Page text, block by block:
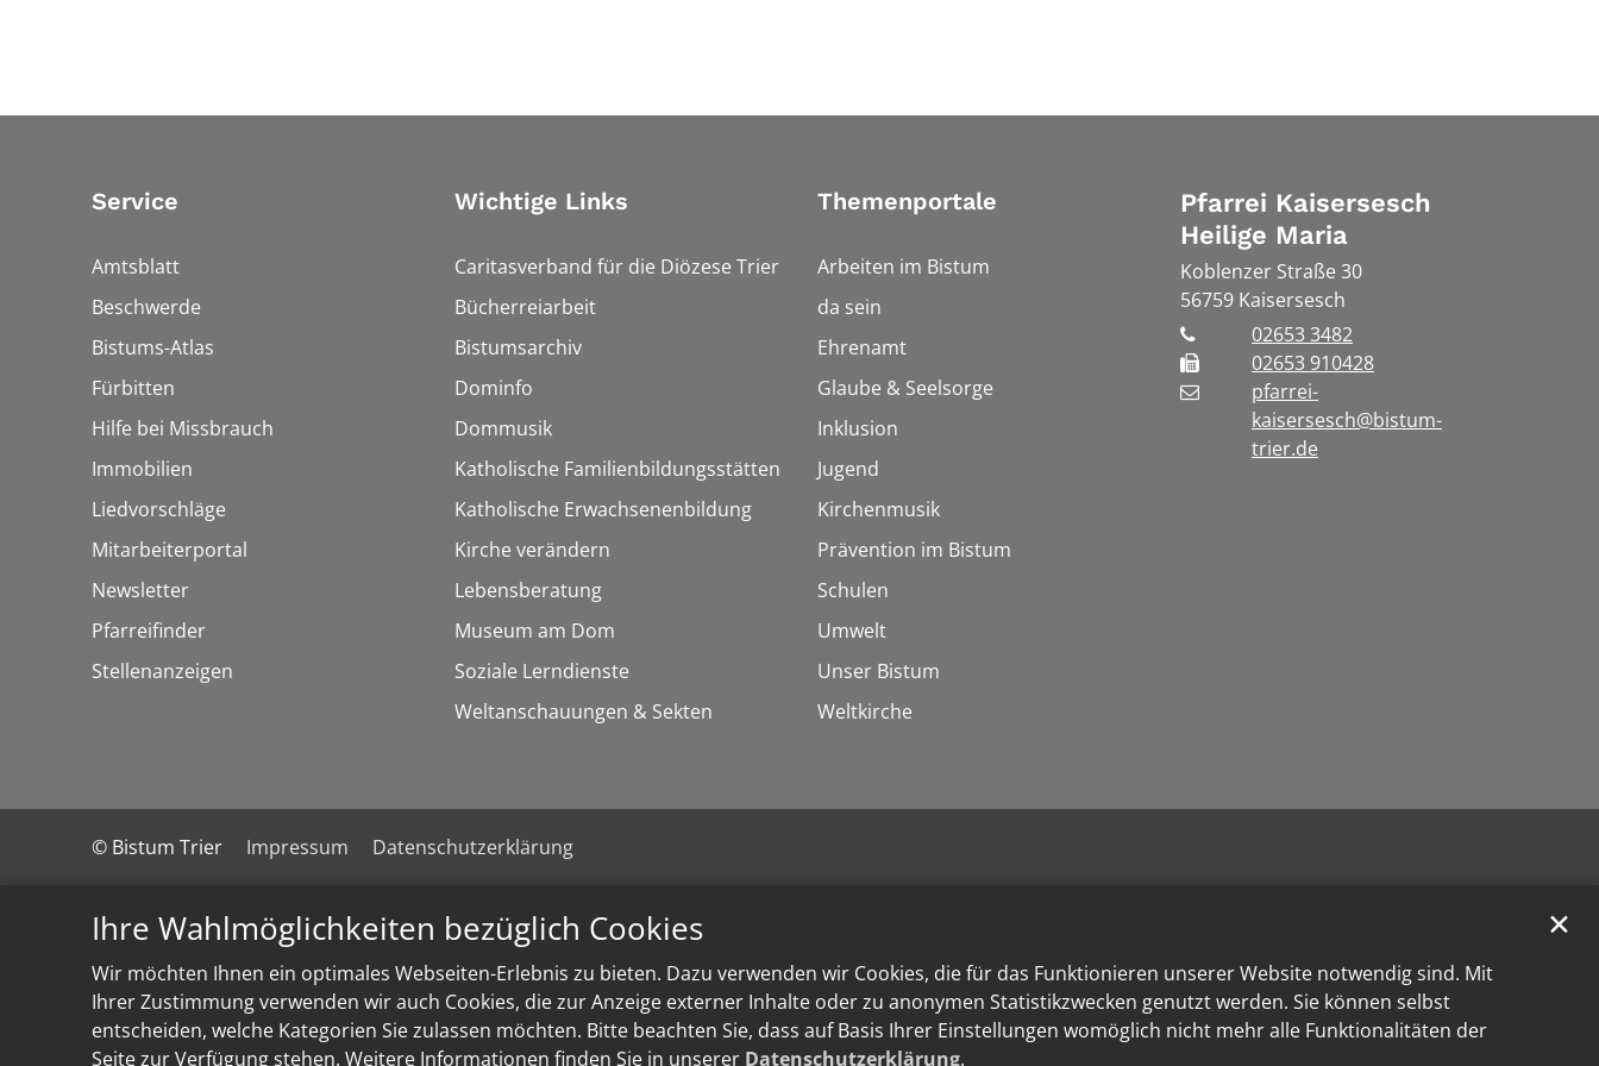
Ihre Wahlmöglichkeiten bezüglich Cookies
Wir möchten Ihnen ein optimales Webseiten-Erlebnis zu bieten. Dazu verwenden wir Cookies, die für das Funktionieren unserer Website notwendig sind. Mit
Ihrer Zustimmung verwenden wir auch Cookies, die zur Anzeige externer Inhalte oder zu anonymen Statistikzwecken genutzt werden. Sie können selbst
entscheiden, welche Kategorien Sie zulassen möchten. Bitte beachten Sie, dass auf Basis Ihrer Einstellungen womöglich nicht mehr alle Funktionalitäten der
Seite zur Verfügung stehen. Weitere Informationen finden Sie in unserer Datenschutzerklärung.
✕
Service
Amtsblatt
Beschwerde
Bistums-Atlas
Fürbitten
Hilfe bei Missbrauch
Immobilien
Liedvorschläge
Mitarbeiterportal
Newsletter
Pfarreifinder
Stellenanzeigen
Wichtige Links
Caritasverband für die Diözese Trier
Bücherreiarbeit
Bistumsarchiv
Dominfo
Dommusik
Katholische Familienbildungsstätten
Katholische Erwachsenenbildung
Kirche verändern
Lebensberatung
Museum am Dom
Soziale Lerndienste
Weltanschauungen & Sekten
Themenportale
Arbeiten im Bistum
da sein
Ehrenamt
Glaube & Seelsorge
Inklusion
Jugend
Kirchenmusik
Prävention im Bistum
Schulen
Umwelt
Unser Bistum
Weltkirche
Pfarrei Kaisersesch
Heilige Maria
Koblenzer Straße 30
56759 Kaisersesch
02653 3482
02653 910428
pfarrei-
kaisersesch@bistum-
trier.de
© Bistum Trier Impressum Datenschutzerklärung